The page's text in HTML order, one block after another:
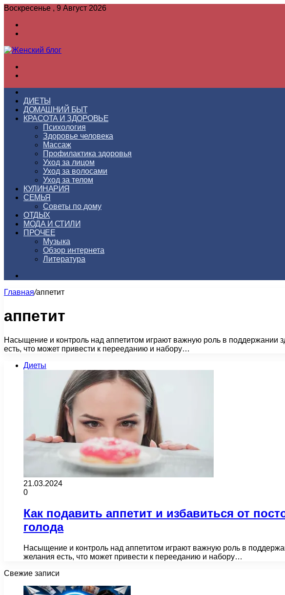
Воскресенье , 9 Август 2026
ДИЕТЫ
ДОМАШНИЙ БЫТ
КРАСОТА И ЗДОРОВЬЕ
Психология
Здоровье человека
Массаж
Профилактика здоровья
Уход за лицом
Уход за волосами
Уход за телом
КУЛИНАРИЯ
СЕМЬЯ
Советы по дому
ОТДЫХ
МОДА И СТИЛИ
ПРОЧЕЕ
Музыка
Обзор интернета
Литература
Главная/аппетит
аппетит
Насыщение и контроль над аппетитом играют важную роль в поддержании
есть, что может привести к перееданию и набору…
Диеты
21.03.2024
0
Как подавить аппетит и избавиться от
голода
Насыщение и контроль над аппетитом играют важную роль в
желания есть, что может привести к перееданию и набору…
Свежие записи